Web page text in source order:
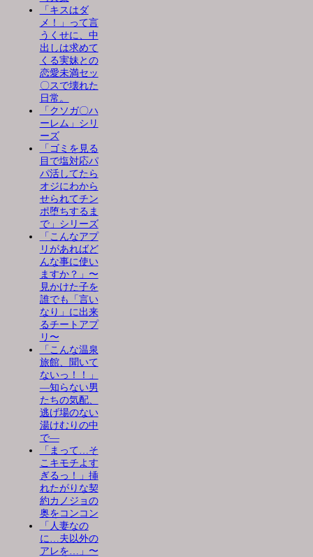
「キスはダ
メ！」って言
うくせに、中
出しは求めて
くる実妹との
恋愛未満セッ
〇スで壊れた
日常。
「クソガ〇ハ
ーレム」シリ
ーズ
「ゴミを見る
目で塩対応パ
パ活してたら
オジにわから
せられてチン
ポ堕ちするま
で」シリーズ
「こんなアプ
リがあればど
んな事に使い
ますか？」〜
見かけた子を
誰でも「言い
なり」に出来
るチートアプ
リ〜
「こんな温泉
旅館、聞いて
ないっ！！」
―知らない男
たちの気配、
逃げ場のない
湯けむりの中
で―
「まって…そ
こキモチよす
ぎるっ！」挿
れたがりな契
約カノジョの
奥をコンコン
「人妻なの
に…夫以外の
アレを…」〜